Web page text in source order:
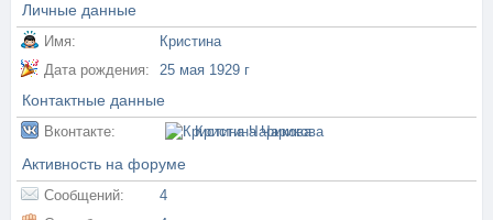
Личные данные
Имя:
Кристина
Дата рождения:
25 мая 1929 г
Контактные данные
Вконтакте: Кристина Чарикова
Активность на форуме
Сообщений:
4